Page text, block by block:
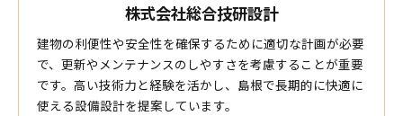
株式会社総合技研設計
建物の利便性や安全性を確保するために適切な計画が必要
で、更新やメンテナンスのしやすさを考慮することが重要
です。高い技術力と経験を活かし、島根で長期的に快適に
使える設備設計を提案しています。